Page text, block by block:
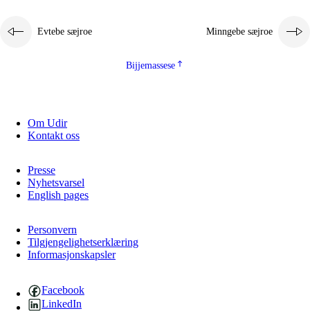
2.5.2 Demokratije jïh meatanårrojevoete
Monnehke evtiedimmie
Evtebe sæjroe Minngebe sæjroe
Bijjemassese
Om Udir
Kontakt oss
Presse
Nyhetsvarsel
English pages
Personvern
Tilgjengelighetserklæring
Informasjonskapsler
Facebook
LinkedIn